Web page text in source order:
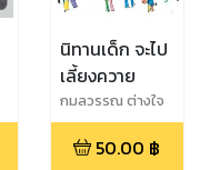
นิทานเด็ก จะไป
เลี้ยงควาย
กมลวรรณ ต่างใจ
50.00 ฿